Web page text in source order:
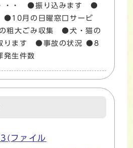
・・ ●振り込みます ●
月の日曜窓口サービ
大ごみ収集 ●犬・猫の
ります ●事故の状況 ●8
発生件数
ファイル